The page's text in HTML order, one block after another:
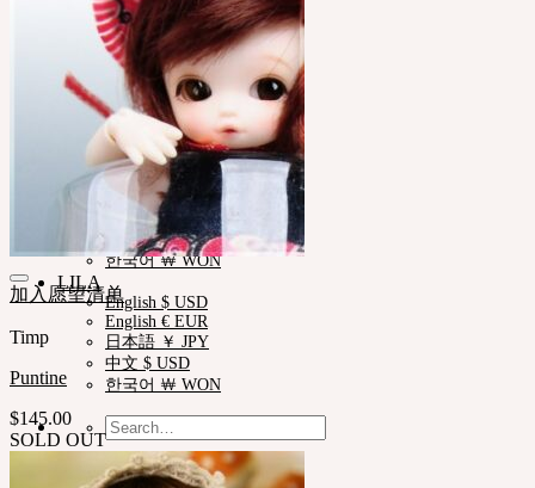
中文 $ USD
한국어 ￦ WON
IDEALIAN
English $ USD
日本語 ￥ JPY
中文 $ USD
한국어 ￦ WON
ROSETTE
English $ USD
English € EUR
日本語 ￥ JPY
中文 $ USD
한국어 ￦ WON
LILA
English $ USD
English € EUR
日本語 ￥ JPY
中文 $ USD
한국어 ￦ WON
Search
for:
加入愿望清单
Timp
Puntine
$145.00
SOLD OUT